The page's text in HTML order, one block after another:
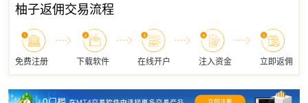
柚子返佣交易流程
免费注册 下载软件 在线开户 注入资金 立即返佣